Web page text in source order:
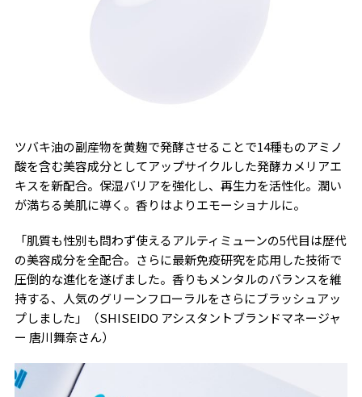
ツバキ油の副産物を黄麹で発酵させることで14種ものアミノ
酸を含む美容成分としてアップサイクルした発酵カメリアエ
キスを新配合。保湿バリアを強化し、再生力を活性化。潤い
が満ちる美肌に導く。香りはよりエモーショナルに。
「肌質も性別も問わず使えるアルティミューンの5代目は歴代
の美容成分を全配合。さらに最新免疫研究を応用した技術で
圧倒的な進化を遂げました。香りもメンタルのバランスを維
持する、人気のグリーンフローラルをさらにブラッシュアッ
プしました」（SHISEIDO アシスタントブランドマネージャ
ー 唐川舞奈さん）